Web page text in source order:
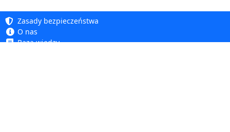
Zasady bezpieczeństwa
O nas
Baza wiedzy